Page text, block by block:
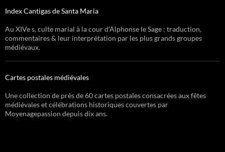
Index Cantigas de Santa Maria
Au XIVe s, culte marial à la cour d’Alphonse le Sage : traduction,
commentaires & leur interprétation par les plus grands groupes
médiévaux.
Cartes postales médiévales
Une collection de près de 60 cartes postales consacrées aux fêtes
médiévales et célébrations historiques couvertes par
Moyenagepassion depuis dix ans.